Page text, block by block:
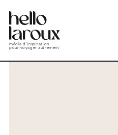
média d’inspiration
pour voyager autrement